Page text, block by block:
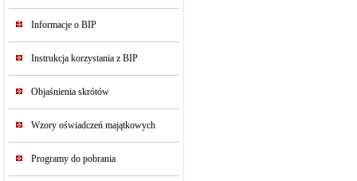
Informacje o BIP
Instrukcja korzystania z BIP
Objaśnienia skrótów
Wzory oświadczeń majątkowych
Programy do pobrania